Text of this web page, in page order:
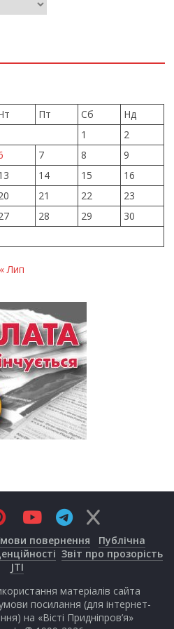
Пт Сб
Нд
1
2
7 8
9
14 15
16
21 22
23
28 29
30
« Лип
повернення
Публічна
Звіт про прозорість
JTI
матеріалів сайта
посилання (для інтернет-
на «Вісті Придніпров’я»